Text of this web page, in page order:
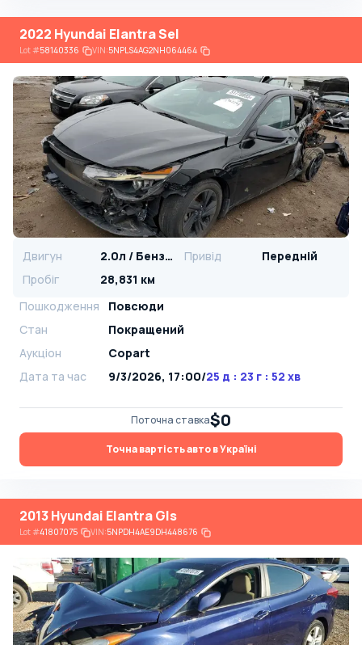
2022 Hyundai Elantra Sel
Lot#58140336 VIN:5NPLS4AG2NH064464
Двигун 2.0л / Бензин Привід
Передній
Пробіг
28,831 км
Пошкодження
Повсюди
Стан
Покращений
Аукціон
Copart
Дата та час
9/3/2026, 17:00/25 д : 23 г : 52 хв
Поточна ставка$0
Точна вартість авто в Україні
2013 Hyundai Elantra Gls
Lot#41807075 VIN:5NPDH4AE9DH448676